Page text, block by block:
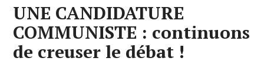
UNE CANDIDATURE
COMMUNISTE : continuons
de creuser le débat !